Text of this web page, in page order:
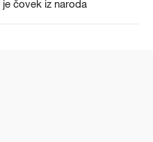
čovek iz naroda